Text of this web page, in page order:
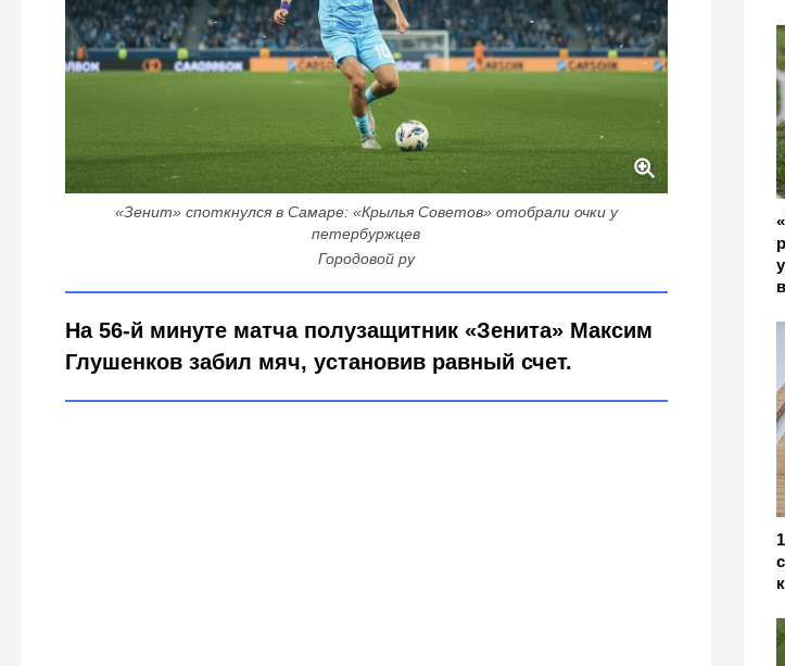
«Зенит» споткнулся в Самаре: «Крылья Советов» отобрали очки у
петербуржцев
Городовой ру
На 56-й минуте матча полузащитник «Зенита» Максим
Глушенков забил мяч, установив равный счет.